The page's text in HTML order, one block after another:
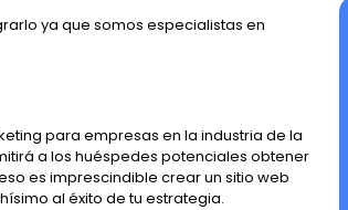
ya que somos especialistas en
para empresas en la industria de la
a los huéspedes potenciales obtener
es imprescindible crear un sitio web
al éxito de tu estrategia.